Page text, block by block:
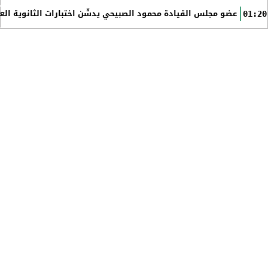
01:20 عضو مجلس القيادة محمود الصبيحي يدشّن اختبارات الثانوية